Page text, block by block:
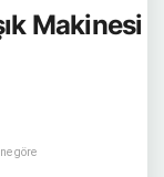
Makinesi
göre